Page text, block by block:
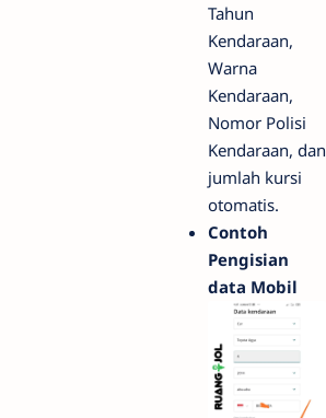
Tahun
Kendaraan,
Warna
Kendaraan,
Nomor Polisi
Kendaraan, dan
jumlah kursi
otomatis.
Contoh
Pengisian
data Mobil